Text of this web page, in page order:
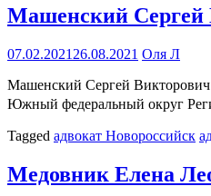
Машенский Сергей
07.02.2021 26.08.2021 Оля Л
Машенский Сергей
Южный федеральный округ
Tagged адвокат Новороссийск
Медовник Елена